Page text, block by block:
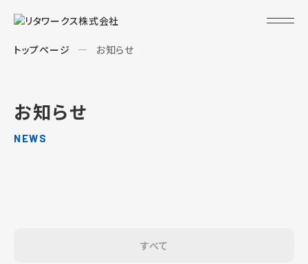
トップページ お知らせ
お知らせ
NEWS
すべて